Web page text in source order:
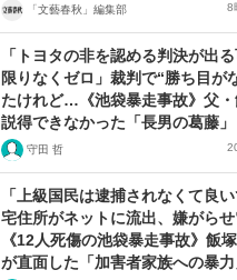
「文藝春秋」編集部 8
「トヨタの非を認める判決が出る
限りなくゼロ」裁判で“勝ち目が
たけれど…《池袋暴走事故》父
説得できなかった「長男の葛藤」
守田 哲
「上級国民は逮捕されなくて良
宅住所がネットに流出、嫌がら
《12人死傷の池袋暴走事故》飯
が直面した「加害者家族への暴力